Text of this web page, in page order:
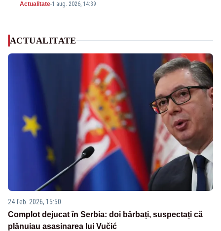
Actualitate-1 aug. 2026, 14:39
ACTUALITATE
24 feb. 2026, 15:50
Complot dejucat în Serbia: doi bărbați, suspectați că
plănuiau asasinarea lui Vučić